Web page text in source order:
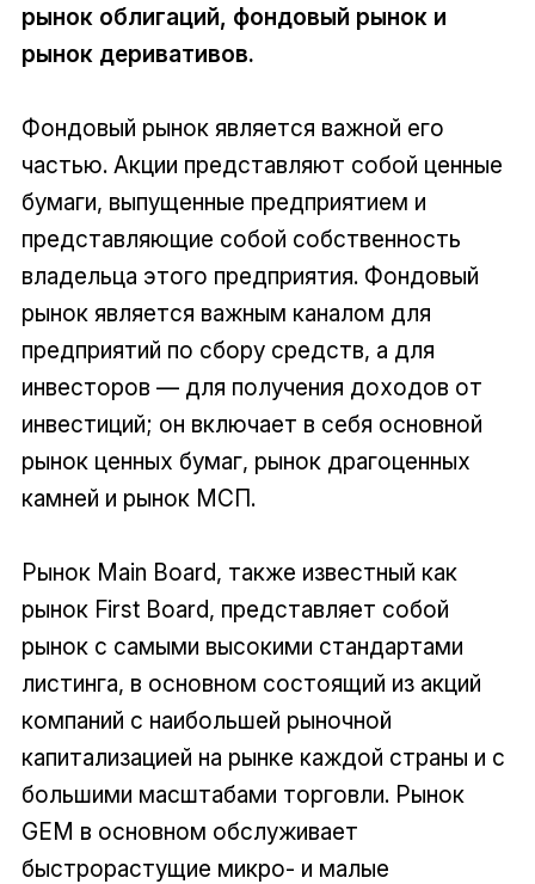
рынок облигаций, фондовый рынок и
рынок деривативов.
Фондовый рынок является важной его
частью. Акции представляют собой ценные
бумаги, выпущенные предприятием и
представляющие собой собственность
владельца этого предприятия. Фондовый
рынок является важным каналом для
предприятий по сбору средств, а для
инвесторов — для получения доходов от
инвестиций; он включает в себя основной
рынок ценных бумаг, рынок драгоценных
камней и рынок МСП.
Рынок Main Board, также известный как
рынок First Board, представляет собой
рынок с самыми высокими стандартами
листинга, в основном состоящий из акций
компаний с наибольшей рыночной
капитализацией на рынке каждой страны и с
большими масштабами торговли. Рынок
GEM в основном обслуживает
быстрорастущие микро- и малые